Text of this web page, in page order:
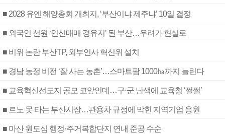
■ 2028 유엔 해양총회 개최지, ‘부산이냐 제주냐’ 10일 결정
■ 외국인 선원 ‘인신매매 경유지’ 된 부산…우려가 현실로
■ 비위 논란 부산TP, 외부인사 혁신위 설치
■ 경남 농정 비전 ‘잘 사는 농촌’…스마트팜 1000㏊까지 늘린다
■ 교육혁신선도지 공모 코앞인데…구·군 난색에 교육청 ‘쩔쩔’
■ 르노 못 타는 부산시장…관용차 규정에 막힌 지역기업 응원
■ 마산 원도심 행정·주거복합단지 연내 준공 수순